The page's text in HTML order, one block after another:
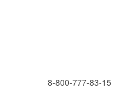
8-800-777-83-15